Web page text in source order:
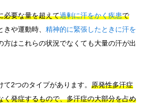
必要な量を超えて過剰に汗をかく疾患で
や運動時、 精神的に緊張したときに汗を
方はこれらの状況でなくても大量の汗が出
2つのタイプがあります。 原発性多汗症
く発症するもので、多汗症の大部分を占め